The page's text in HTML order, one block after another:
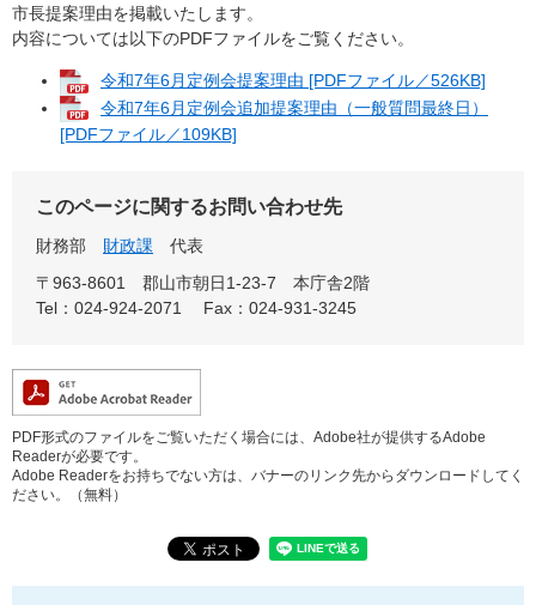
市長提案理由を掲載いたします。
内容については以下のPDFファイルをご覧ください。
令和7年6月定例会提案理由 [PDFファイル／526KB]
令和7年6月定例会追加提案理由（一般質問最終日）
[PDFファイル／109KB]
このページに関するお問い合わせ先
財務部 財政課
代表
〒963-8601
郡山市朝日1-23-7 本庁舎2階
Tel：024-924-2071
Fax：024-931-3245
PDF形式のファイルをご覧いただく場合には、Adobe社が提供するAdobe
Readerが必要です。
Adobe Readerをお持ちでない方は、バナーのリンク先からダウンロードしてく
ださい。（無料）